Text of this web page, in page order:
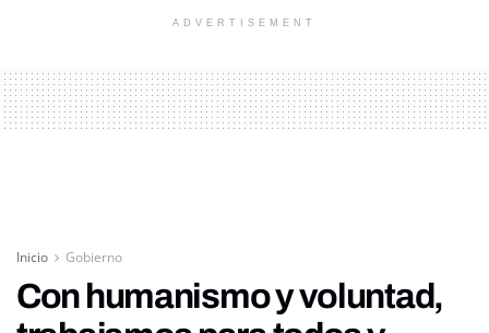
ADVERTISEMENT
Inicio Gobierno
Con humanismo y voluntad,